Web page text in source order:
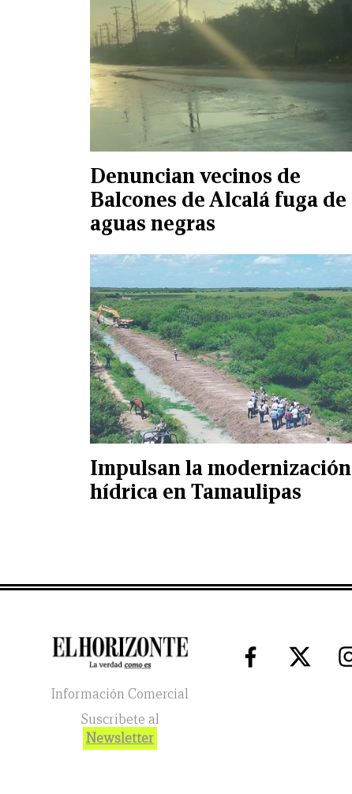
Denuncian vecinos de
Balcones de Alcalá fuga de
aguas negras
Impulsan la modernización
hídrica en Tamaulipas
Información Comercial
Suscribete al
Newsletter